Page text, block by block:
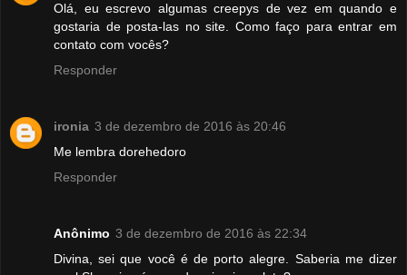
Olá, eu escrevo algumas creepys de vez em quando e
gostaria de posta-las no site. Como faço para entrar em
contato com vocês?
Responder
ironia 3 de dezembro de 2016 às 20:46
Me lembra dorehedoro
Responder
Anônimo 3 de dezembro de 2016 às 22:34
Divina, sei que você é de porto alegre. Saberia me dizer